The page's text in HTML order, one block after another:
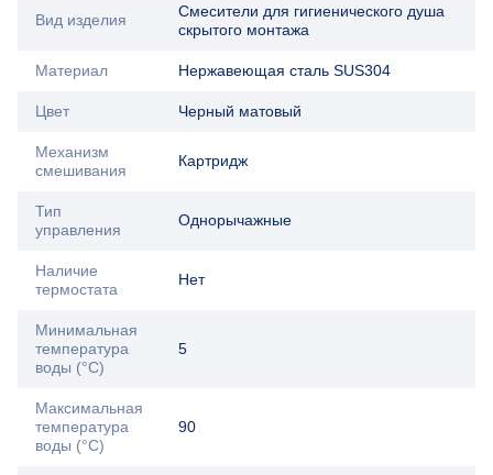
Вид изделия
Смесители для гигиенического душа
скрытого монтажа
Материал Нержавеющая сталь SUS304
Цвет Черный матовый
Механизм
смешивания
Картридж
Тип
управления
Однорычажные
Наличие
термостата
Нет
Минимальная
температура
воды (°C)
5
Максимальная
температура
воды (°C)
90